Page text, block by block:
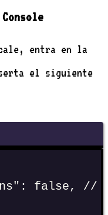
entra en la
el siguiente
" : false, //